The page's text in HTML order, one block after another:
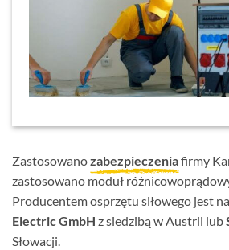
Zastosowanozabezpieczeniafirmy
zastosowano moduł
Producentem osprzętu siłowego jest
Electric GmbH z siedzibą w Austrii lub
Słowacji.